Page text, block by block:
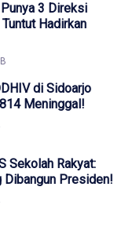
3 Direksi
Hadirkan
di Sidoarjo
Meninggal!
Sekolah Rakyat:
Dibangun Presiden!